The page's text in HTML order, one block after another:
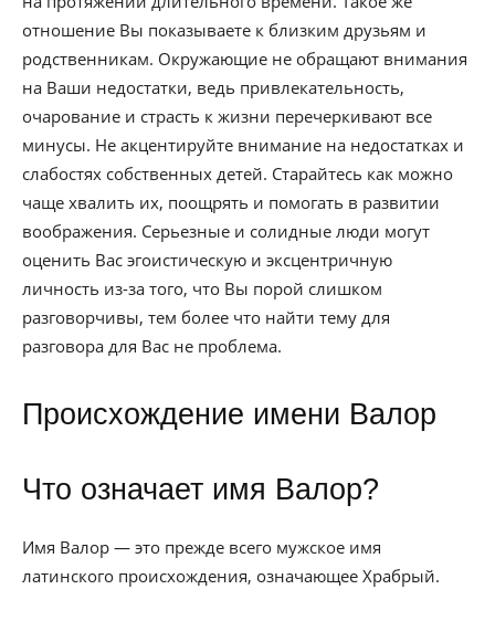
отношение Вы показываете к близким друзьям и
родственникам. Окружающие не обращают внимания
на Ваши недостатки, ведь привлекательность,
очарование и страсть к жизни перечеркивают все
минусы. Не акцентируйте внимание на недостатках и
слабостях собственных детей. Старайтесь как можно
чаще хвалить их, поощрять и помогать в развитии
воображения. Серьезные и солидные люди могут
оценить Вас эгоистическую и эксцентричную
личность из-за того, что Вы порой слишком
разговорчивы, тем более что найти тему для
разговора для Вас не проблема.
Происхождение имени Валор
Что означает имя Валор?
Имя Валор — это прежде всего мужское имя
латинского происхождения, означающее Храбрый.